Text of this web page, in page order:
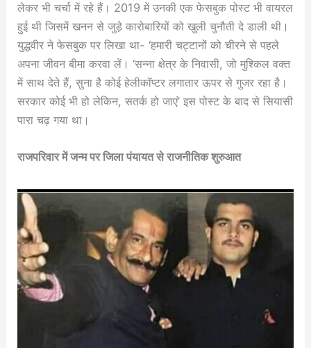
लेकर भी चर्चा में रहे हैं। 2019 में उनकी एक फेसबुक पोस्ट भी वायरल
हुई थी जिसमें खनन से जुड़े कारोबारियों को खुली चुनौती दे डाली थी।
युद्धवीर ने फेसबुक पर लिखा था- ‘हमारी चट्टानों को चीरने से पहले
अपना जीवन बीमा करवा लें। ‘सन्ना क्षेत्र के निवासी, जो मुश्किल वक्त
में साथ देते हैं, सुना है कोई हेलीकॉप्टर लगातार ऊपर से गुजर रहा है।
सरकार कोई भी हो लेकिन, सतर्क हो जाएं’ इस पोस्ट के बाद से सियासी
पारा चढ़ गया था।
राजपरिवार में जन्म पर जिला पंयायत से राजनीतिक शुरुआत